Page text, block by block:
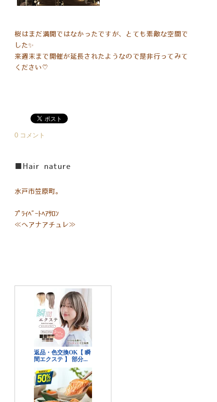
​桜はまだ満開ではなかったですが、とても素敵な空間で
した✨
来週末まで開催が延長されたようなので是非行ってみて
ください♡
0 コメント
■Hair nature
水戸市笠原町。
ﾌﾟﾗｲﾍﾞｰﾄﾍｱｻﾛﾝ
≪ヘアナアチュレ≫